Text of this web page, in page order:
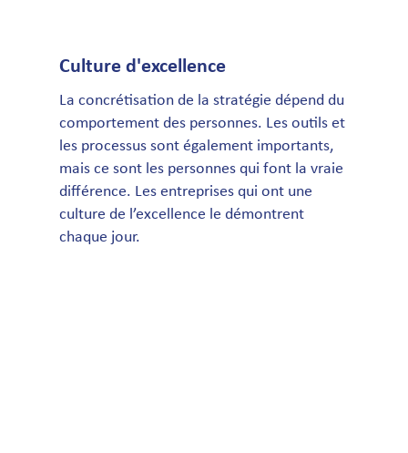
Culture d'excellence
La concrétisation de la stratégie dépend du
comportement des personnes. Les outils et
les processus sont également importants,
mais ce sont les personnes qui font la vraie
différence. Les entreprises qui ont une
culture de l’excellence le démontrent
chaque jour.